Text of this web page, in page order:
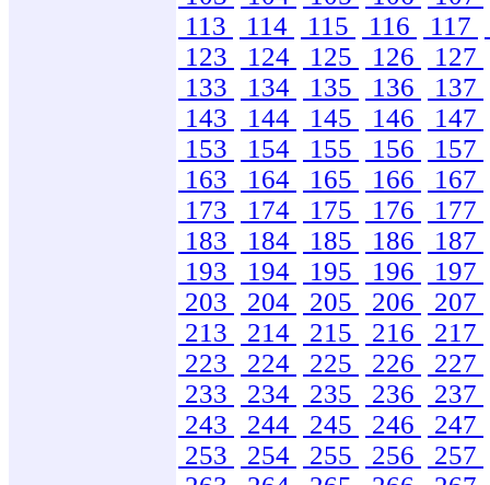
113
114 115 116 117
123
124 125 126
127
133
134 135 136
137
143
144 145 146
147
153
154 155 156
157
163
164 165 166
167
173
174 175 176
177
183
184 185 186
187
193
194 195 196
197
203
204 205 206
207
213
214 215 216
217
223
224 225 226
227
233
234 235 236
237
243
244 245 246
247
253
254 255 256
257